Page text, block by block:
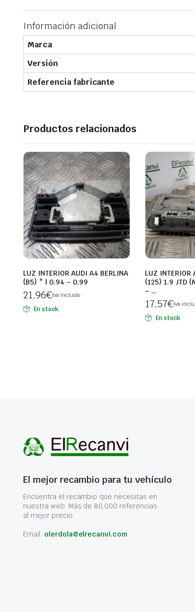
Información adicional
Marca
Versión
Referencia fabricante
Productos relacionados
LUZ INTERIOR AUDI A4 BERLINA
(B5) * | 0.94 – 0.99
21,96€Iva incluido
En stock
LUZ INTERIOR
(125) 1.9 JTD
– …
17,57€Iva
En stock
El mejor recambio para tu vehículo
Encuentra el recambio que necesitas en
nuestra web. Más de 80.000 referencias
al mejor precio.
Email: olerdola@elrecanvi.com